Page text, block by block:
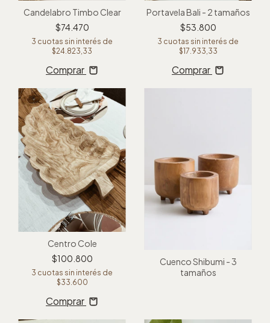
Candelabro Timbo Clear
$74.470
3 cuotas sin interés de
$24.823,33
Comprar
Portavela Bali - 2 tamaños
$53.800
3 cuotas sin interés de
$17.933,33
Comprar
Centro Cole
$100.800
3 cuotas sin interés de
$33.600
Comprar
Cuenco Shibumi - 3
tamaños